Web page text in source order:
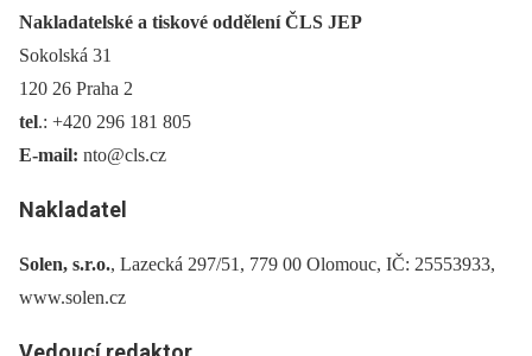
Nakladatelské a tiskové oddělení ČLS JEP
Sokolská 31
120 26 Praha 2
tel.: +420 296 181 805
E-mail: nto@cls.cz
Nakladatel
Solen, s.r.o., Lazecká 297/51, 779 00 Olomouc, IČ: 25553933,
www.solen.cz